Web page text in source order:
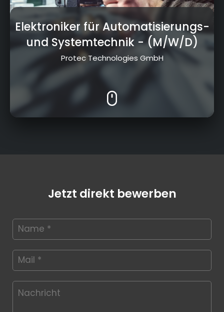
Elektroniker für Automatisierungs-
und Systemtechnik - (M/W/D)
Protec Technologies GmbH
Jetzt direkt bewerben